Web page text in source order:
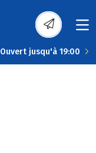
Ouvert jusqu'à 19:00